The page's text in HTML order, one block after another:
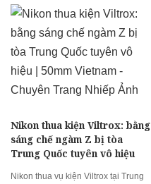
Nikon thua kiện Viltrox: bằng
sáng chế ngàm Z bị tòa
Trung Quốc tuyên vô hiệu
Nikon thua vụ kiện Viltrox tại Trung